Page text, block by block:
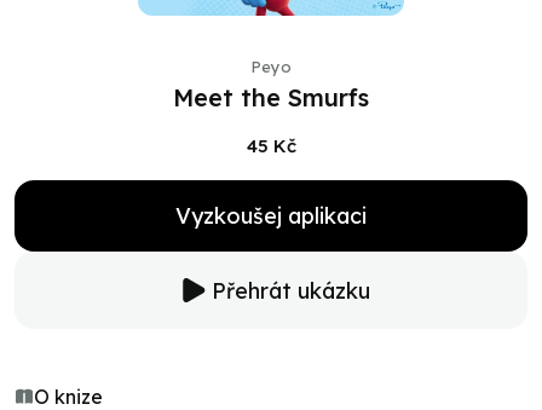
Peyo
Meet the Smurfs
45 Kč
Vyzkoušej aplikaci
Přehrát ukázku
O knize